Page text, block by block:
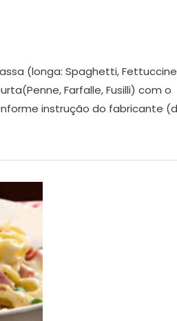
(longa: Spaghetti,
Farfalle, Fusilli) com o
instrução do fabricante